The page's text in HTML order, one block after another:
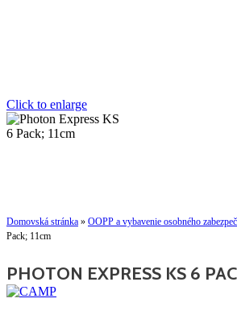
Click to enlarge
Domovská stránka » OOPP a vybavenie osobného
Pack; 11cm
PHOTON EXPRESS KS 6